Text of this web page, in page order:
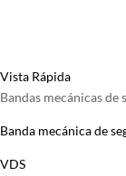
Vista Rápida
Bandas mecánicas de
Banda mecánica de
VDS